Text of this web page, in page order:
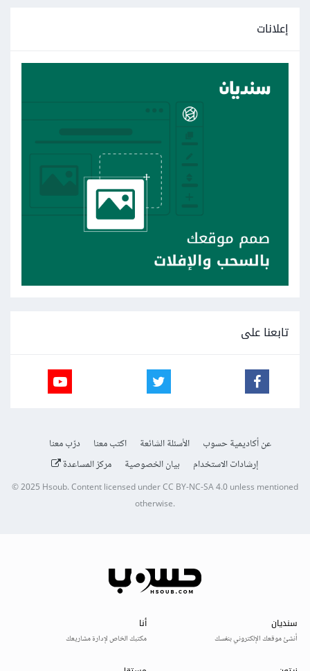
إعلانات
تابعنا على
عن أكاديمية حسوب الأسئلة الشائعة اكتب معنا
درّب معنا
إرشادات الاستخدام
بيان الخصوصية مركز المساعدة
© 2025Hsoub.Content licensed underCC BY-NC-SA 4.0unless mentioned
otherwise.